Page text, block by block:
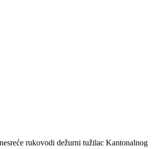
rukovodi dežurni tužilac Kantonalnog